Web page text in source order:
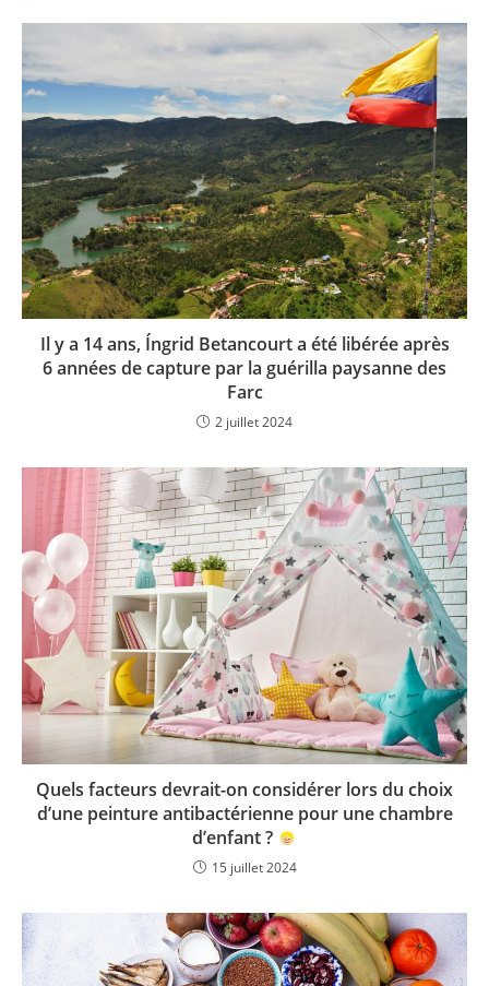
Il y a 14 ans, Íngrid Betancourt a été libérée après
6 années de capture par la guérilla paysanne des
Farc
2 juillet 2024
Quels facteurs devrait-on considérer lors du choix
d’une peinture antibactérienne pour une chambre
d’enfant ?
15 juillet 2024